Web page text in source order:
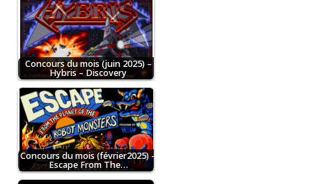
Concours du mois (juin 2025) –
Hybris – Discovery
Concours du mois (février2025) –
Escape From The…